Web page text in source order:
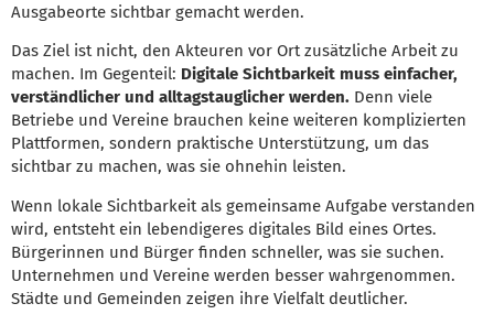
Ausgabeorte sichtbar gemacht werden.
Das Ziel ist nicht, den Akteuren vor Ort zusätzliche Arbeit zu
machen. Im Gegenteil: Digitale Sichtbarkeit muss einfacher,
verständlicher und alltagstauglicher werden. Denn viele
Betriebe und Vereine brauchen keine weiteren komplizierten
Plattformen, sondern praktische Unterstützung, um das
sichtbar zu machen, was sie ohnehin leisten.
Wenn lokale Sichtbarkeit als gemeinsame Aufgabe verstanden
wird, entsteht ein lebendigeres digitales Bild eines Ortes.
Bürgerinnen und Bürger finden schneller, was sie suchen.
Unternehmen und Vereine werden besser wahrgenommen.
Städte und Gemeinden zeigen ihre Vielfalt deutlicher.